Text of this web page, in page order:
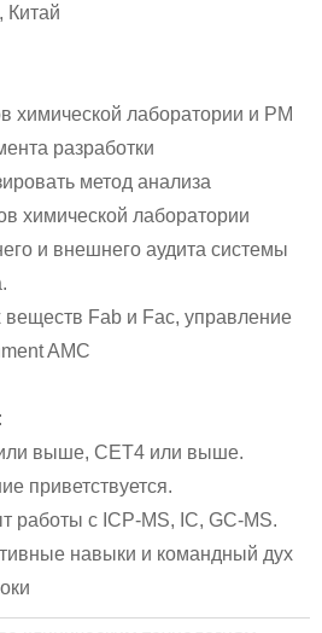
Китай
химической лаборатории и PM
разработки
метод анализа
химической лаборатории
и внешнего аудита системы
Fab и Fac, управление
AMC
выше, CET4 или выше.
приветствуется.
работы с ICP-MS, IC, GC-MS.
навыки и командный дух